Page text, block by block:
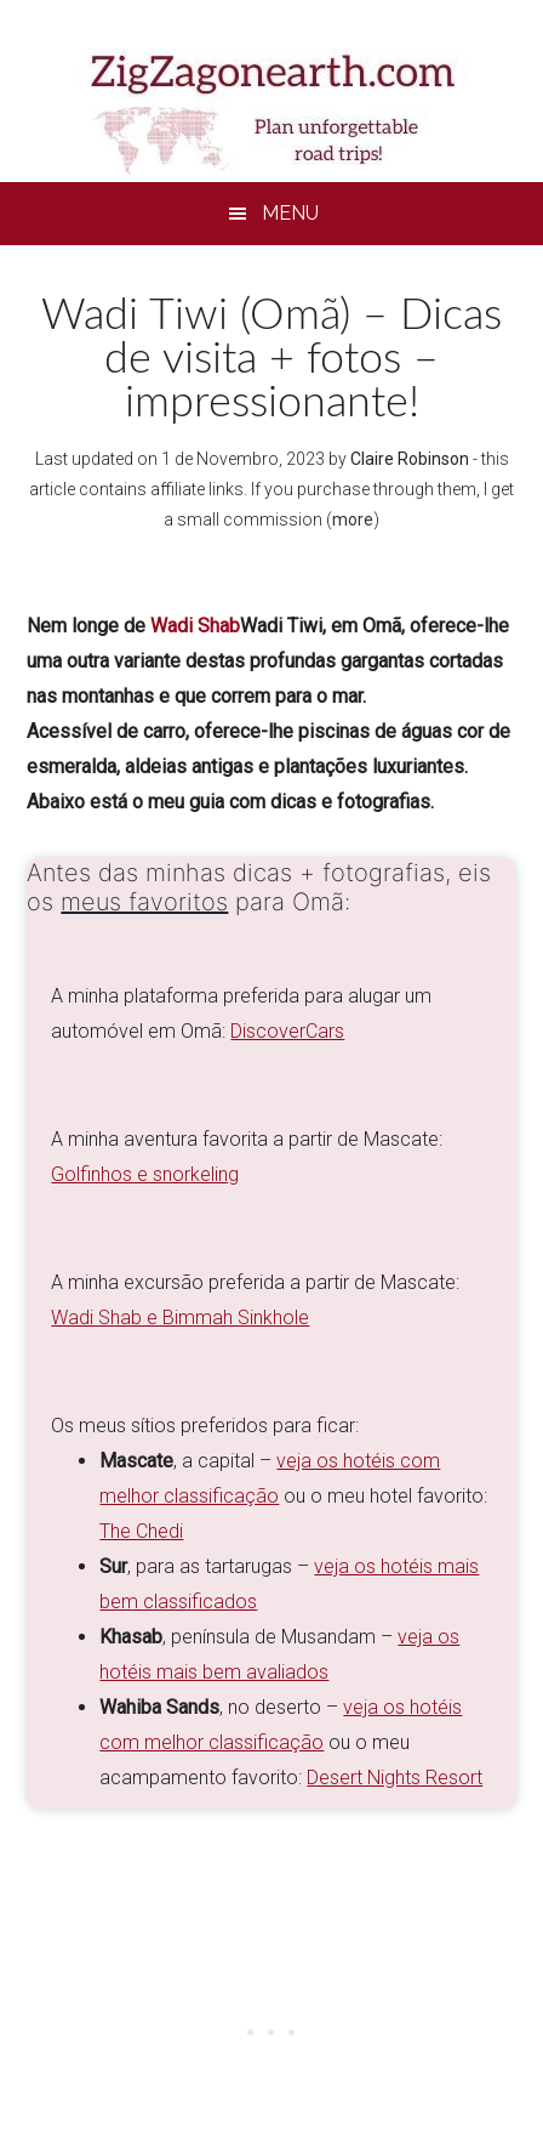
MENU
Wadi Tiwi (Omã) – Dicas
de visita + fotos –
impressionante!
Last updated on 1 de Novembro, 2023 byClaire Robinson - this
article contains affiliate links. If you purchase through them, I get
a small commission (more)
Nem longe deWadi ShabWadi Tiwi, em Omã, oferece-lhe
uma outra variante destas profundas gargantas cortadas
nas montanhas e que correm para o mar.
Acessível de carro, oferece-lhe piscinas de águas cor de
esmeralda, aldeias antigas e plantações luxuriantes.
Abaixo está o meu guia com dicas e fotografias.
Antes das minhas dicas + fotografias, eis
os meus favoritos para Omã:
A minha plataforma preferida para alugar um
automóvel em Omã: DiscoverCars
A minha aventura favorita a partir de Mascate:
Golfinhos e snorkeling
A minha excursão preferida a partir de Mascate:
Wadi Shab e Bimmah Sinkhole
Os meus sítios preferidos para ficar:
Mascate, a capital –veja os hotéis com
melhor classificação ou o meu hotel favorito:
The Chedi
Sur, para as tartarugas –veja os hotéis mais
bem classificados
Khasab, península de Musandam –veja os
hotéis mais bem avaliados
Wahiba Sands, no deserto –veja os hotéis
com melhor classificação ou o meu
acampamento favorito: Desert Nights Resort